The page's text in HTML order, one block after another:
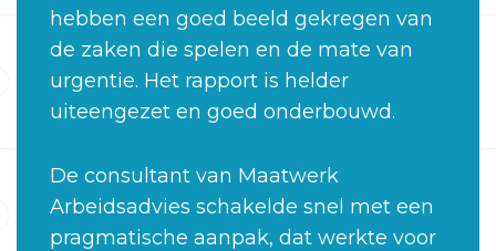
hebben een goed beeld gekregen van
de zaken die spelen en de mate van
urgentie. Het rapport is helder
uiteengezet en goed onderbouwd.
De consultant van Maatwerk
Arbeidsadvies schakelde snel met een
pragmatische aanpak, dat werkte voor